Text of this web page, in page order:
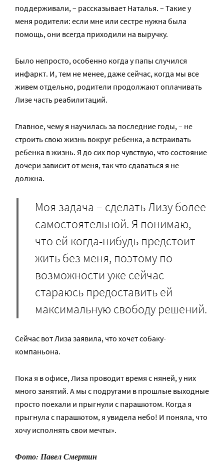
поддерживали, – рассказывает Наталья. – Такие у
меня родители: если мне или сестре нужна была
помощь, они всегда приходили на выручку.
Было непросто, особенно когда у папы случился
инфаркт. И, тем не менее, даже сейчас, когда мы все
живем отдельно, родители продолжают оплачивать
Лизе часть реабилитаций.
Главное, чему я научилась за последние годы, – не
строить свою жизнь вокруг ребенка, а встраивать
ребенка в жизнь. Я до сих пор чувствую, что состояние
дочери зависит от меня, так что сдаваться я не
должна.
Моя задача – сделать Лизу более
самостоятельной. Я понимаю,
что ей когда-нибудь предстоит
жить без меня, поэтому по
возможности уже сейчас
стараюсь предоставить ей
максимальную свободу решений.
Сейчас вот Лиза заявила, что хочет собаку-
компаньона.
Пока я в офисе, Лиза проводит время с няней, у них
много занятий. А мы с подругами в прошлые выходные
просто поехали и прыгнули с парашютом. Когда я
прыгнула с парашютом, я увидела небо! И поняла, что
хочу исполнять свои мечты».
Фото: Павел Смертин